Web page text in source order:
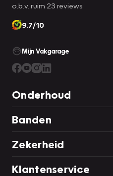
o.b.v. ruim 23 reviews
9.7/10
Mijn Vakgarage
Onderhoud
Banden
Zekerheid
Klantenservice